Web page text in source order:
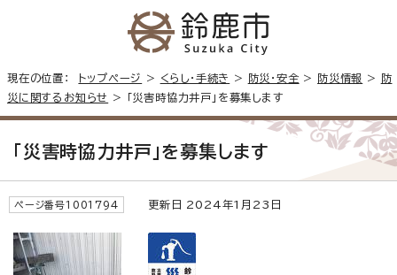
現在の位置： トップページ > くらし・手続き > 防災・安全 > 防災情報 >
防
災に関するお知らせ
> 「災害時協力井戸」を募集します
「災害時協力井戸」を募集します
ページ番号1001794 更新日 2024年1月23日